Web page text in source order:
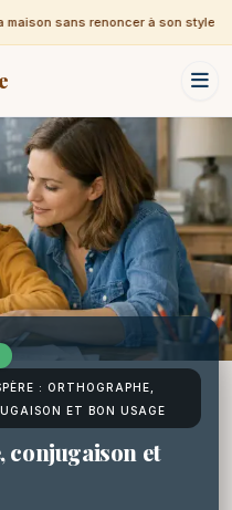
maison sans renoncer à son style
: ORTHOGRAPHE,
ET BON USAGE
conjugaison et